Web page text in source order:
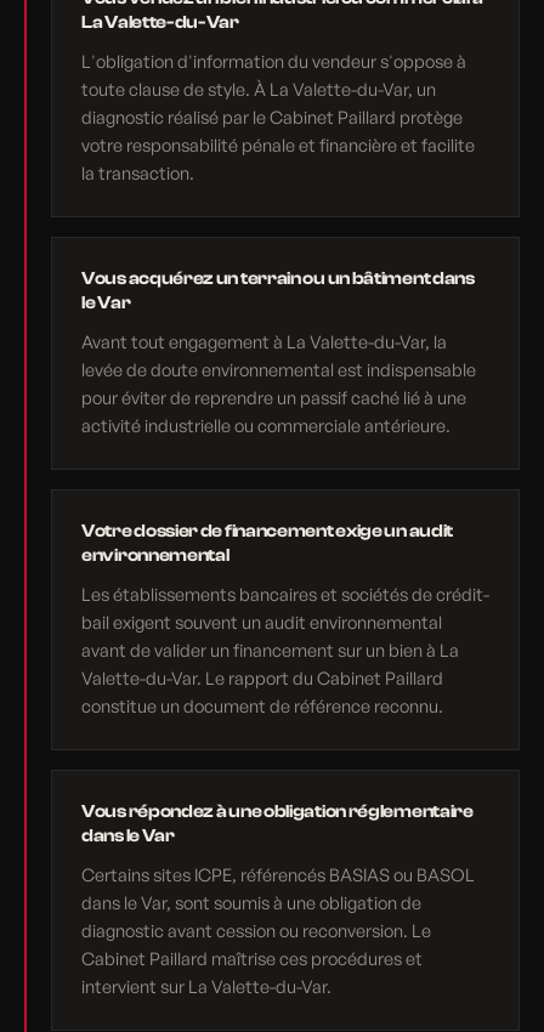
La Valette-du-Var
L'obligation d'information du vendeur s'oppose à
toute clause de style. À La Valette-du-Var, un
diagnostic réalisé par le Cabinet Paillard protège
votre responsabilité pénale et financière et facilite
la transaction.
Vous acquérez un terrain ou un bâtiment dans
le Var
Avant tout engagement à La Valette-du-Var, la
levée de doute environnemental est indispensable
pour éviter de reprendre un passif caché lié à une
activité industrielle ou commerciale antérieure.
Votre dossier de financement exige un audit
environnemental
Les établissements bancaires et sociétés de crédit-
bail exigent souvent un audit environnemental
avant de valider un financement sur un bien à La
Valette-du-Var. Le rapport du Cabinet Paillard
constitue un document de référence reconnu.
Vous répondez à une obligation réglementaire
dans le Var
Certains sites ICPE, référencés BASIAS ou BASOL
dans le Var, sont soumis à une obligation de
diagnostic avant cession ou reconversion. Le
Cabinet Paillard maîtrise ces procédures et
intervient sur La Valette-du-Var.